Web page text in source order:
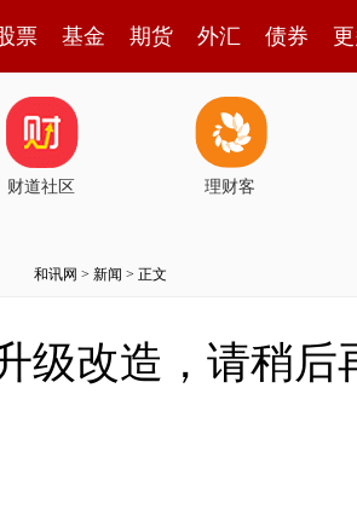
票 基金 期货 外汇 债券
财道社区 理财客
和讯网 > 新闻 > 正文
级改造，请稍后